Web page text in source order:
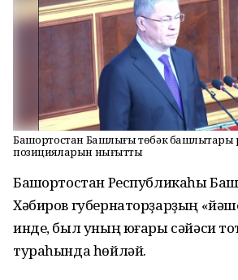
Башҡортостан Башлығы төбәк
позицияларын нығытты
Башҡортостан Республикаһы
Хәбиров губернаторҙарҙың
инде, был уның юғары сәйәси
тураһында һөйләй.